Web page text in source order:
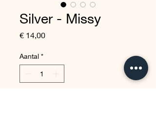
Silver - Missy
€ 14,00Prijs
Aantal *